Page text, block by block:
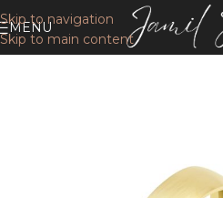
Skip to navigation
Skip to main content
MENU